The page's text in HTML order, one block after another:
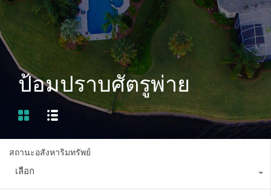
ป้อมปราบศัตรูพ่าย
สถานะอสังหาริมทรัพย์
เลือก